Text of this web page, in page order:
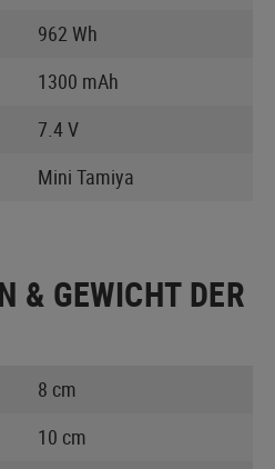
962 Wh
1300 mAh
7.4 V
Mini Tamiya
& GEWICHT DER
8 cm
10 cm